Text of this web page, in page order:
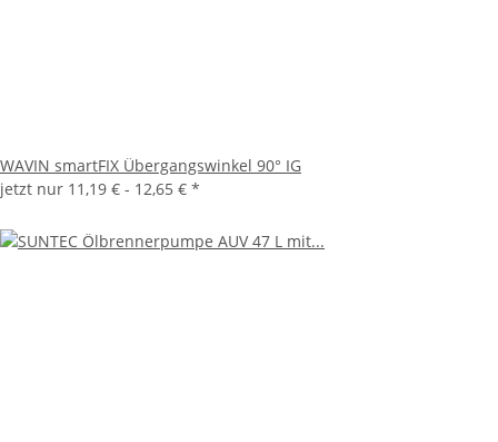
WAVIN smartFIX Übergangswinkel 90° IG
jetzt nur 11,19 € - 12,65 € *